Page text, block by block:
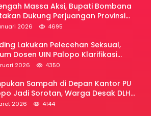
Massa Aksi, Bupati Bombana
Dukung Perjuangan Provinsi
Raya2026 4695
Lakukan Pelecehan Seksual,
Dosen UIN Palopo Klarifikasi
2026 4350
Sampah di Depan Kantor PU
Jadi Sorotan, Warga Desak DLH
Bertindak
2026 4144